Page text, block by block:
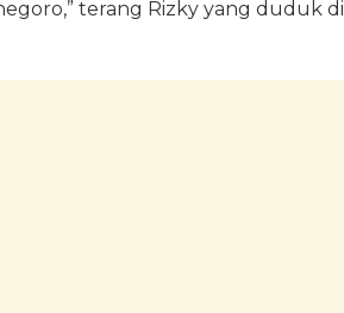
terang Rizky yang duduk di